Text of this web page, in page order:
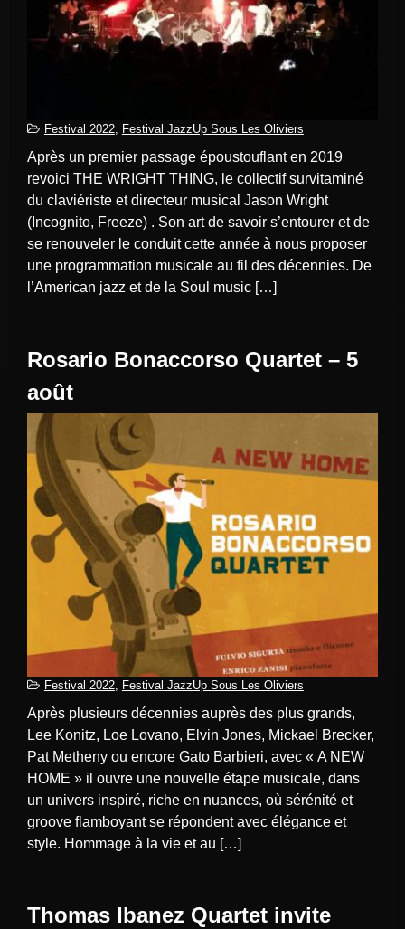
Festival 2022, Festival JazzUp Sous Les Oliviers
Après un premier passage époustouflant en 2019
revoici THE WRIGHT THING, le collectif survitaminé
du claviériste et directeur musical Jason Wright
(Incognito, Freeze) . Son art de savoir s’entourer et de
se renouveler le conduit cette année à nous proposer
une programmation musicale au fil des décennies. De
l’American jazz et de la Soul music […]
Rosario Bonaccorso Quartet – 5
août
Festival 2022, Festival JazzUp Sous Les Oliviers
Après plusieurs décennies auprès des plus grands,
Lee Konitz, Loe Lovano, Elvin Jones, Mickael Brecker,
Pat Metheny ou encore Gato Barbieri, avec « A NEW
HOME » il ouvre une nouvelle étape musicale, dans
un univers inspiré, riche en nuances, où sérénité et
groove flamboyant se répondent avec élégance et
style. Hommage à la vie et au […]
Thomas Ibanez Quartet invite